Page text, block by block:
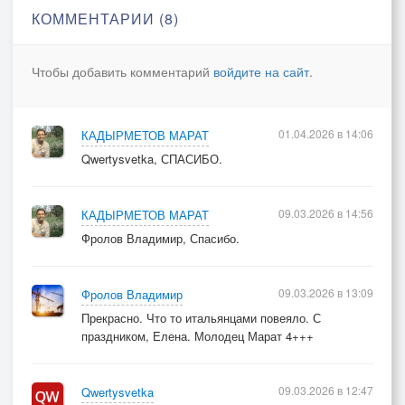
Нам этот праздник подарила.
И о печалях всех забуду.
КОММЕНТАРИИ (8)
Чтобы добавить комментарий войдите на сайт.
КАДЫРМЕТОВ МАРАТ
Qwertysvetka, СПАСИБО.
01.04.2026 в 14:06
КАДЫРМЕТОВ МАРАТ
Фролов Владимир, Спасибо.
09.03.2026 в 14:56
Фролов Владимир
Прекрасно. Что то итальянцами повеяло. С
праздником, Елена. Молодец Марат 4+++
09.03.2026 в 13:09
Qwertysvetka 09.03.2026 в 12:47